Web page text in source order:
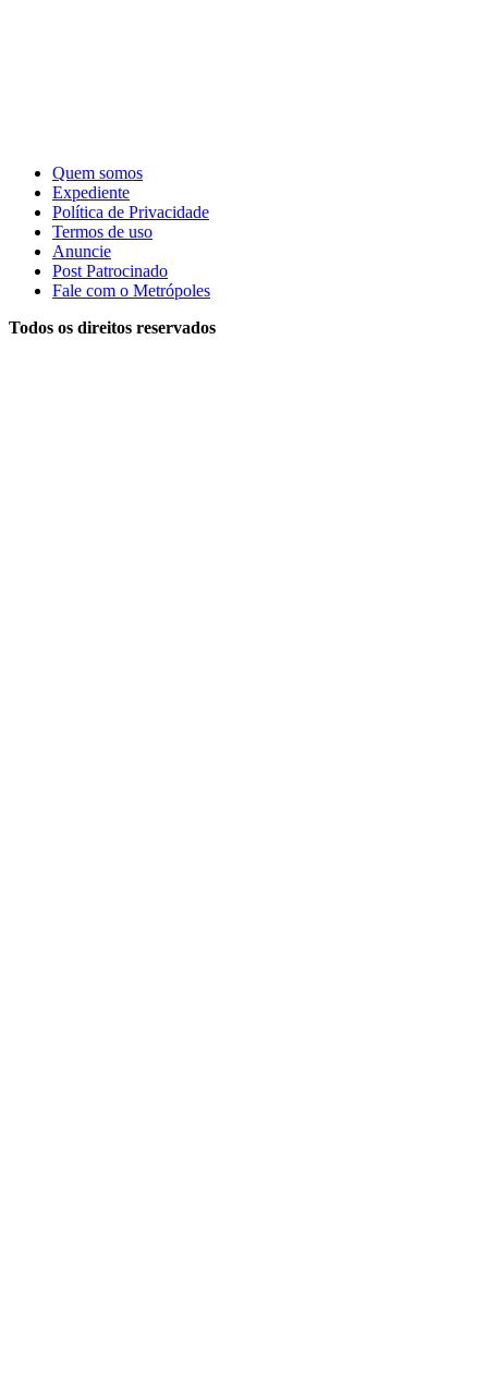
Quem somos
Expediente
Política de Privacidade
Termos de uso
Anuncie
Post Patrocinado
Fale com o Metrópoles
Todos os direitos reservados